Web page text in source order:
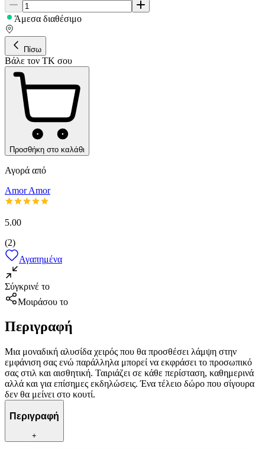
Άμεσα διαθέσιμο
Πίσω
Βάλε τον ΤΚ σου
Προσθήκη στο καλάθι
Αγορά από
Amor Amor
5.00
(2)
Αγαπημένα
Σύγκρινέ το
Μοιράσου το
Περιγραφή
Μια μοναδική αλυσίδα χειρός που θα προσθέσει λάμψη στην
εμφάνιση σας ενώ παράλληλα μπορεί να εκφράσει το προσωπικό
σας στιλ και αισθητική. Ταιριάζει σε κάθε περίσταση, καθημερινά
αλλά και για επίσημες εκδηλώσεις. Ένα τέλειο δώρο που σίγουρα
δεν θα μείνει στο κουτί.
Περιγραφή
+